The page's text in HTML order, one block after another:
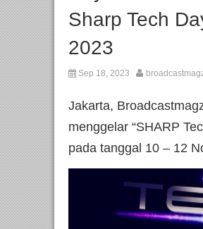
Sharp Tech
2023
Sep 18, 2023
Jakarta,
menggelar “SHARP
pada tanggal 10 – 12